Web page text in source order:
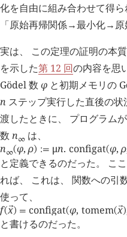
化を自由に組み合わせて得
「原始再帰関係→最小化→
実は、 この定理の証明の本
を示した第 12 回の内容を思
Gödel 数 φ と初期メモリの
n ステップ実行した直後の
渡したときに、 プログラム
数 n∞ は、
n∞(φ, ρ) := μn. configat(φ, ρ
と定義できるのだった。 こ
れば、 これは、 関数への引
使って、
f(󰕷
x) = configat(φ, tomem(󰕷
x)
と書けるのだった。